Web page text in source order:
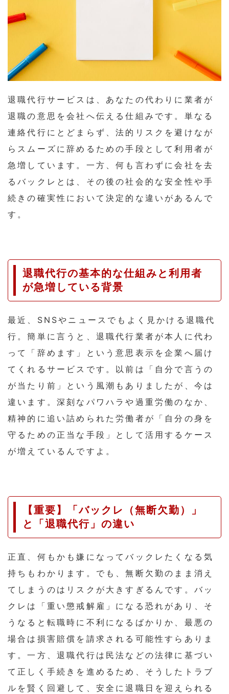
退職代行サービスは、あなたの代わりに業者が
退職の意思を会社へ伝える仕組みです。単なる
連絡代行にとどまらず、法的リスクを避けなが
らスムーズに辞めるための手段として利用者が
急増しています。一方、何も言わずに会社を去
るバックレとは、その後の社会的な安全性や手
続きの確実性において決定的な違いがあるんで
す。
退職代行の基本的な仕組みと利用者
が急増している背景
最近、SNSやニュースでもよく見かける退職代
行。簡単に言うと、退職代行業者が本人に代わ
って「辞めます」という意思表示を企業へ届け
てくれるサービスです。以前は「自分で言うの
が当たり前」という風潮もありましたが、今は
違います。深刻なパワハラや過重労働のなか、
精神的に追い詰められた労働者が「自分の身を
守るための正当な手段」として活用するケース
が増えているんですよ。
【重要】「バックレ（無断欠勤）」
と「退職代行」の違い
正直、何もかも嫌になってバックレたくなる気
持ちもわかります。でも、無断欠勤のまま消え
てしまうのはリスクが大きすぎるんです。バッ
クレは「重い懲戒解雇」になる恐れがあり、そ
うなると転職時に不利になるばかりか、最悪の
場合は損害賠償を請求される可能性すらありま
す。一方、退職代行は民法などの法律に基づい
て正しく手続きを進めるため、そうしたトラブ
ルを賢く回避して、安全に退職日を迎えられる